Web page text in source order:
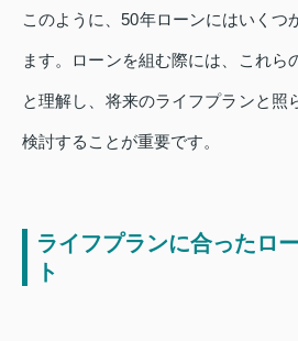
このように、50年ローンにはいくつ
ます。ローンを組む際には、これら
と理解し、将来のライフプランと照
検討することが重要です。
ライフプランに合ったロ
ト